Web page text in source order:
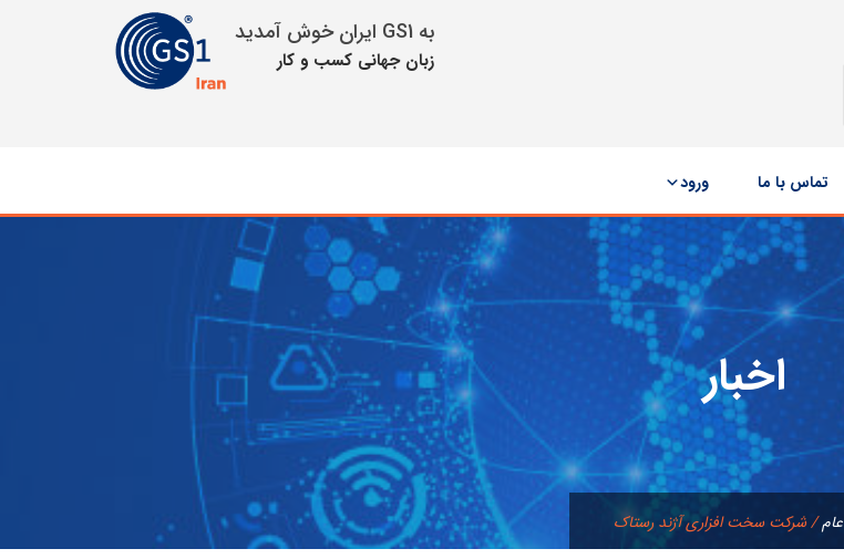
به GS1 ایران خوش آمدید
زبان جهانی كسب و كار
تماس با ما ورود
اخبار
عام/شرکت سخت افزاری آژند رستاک